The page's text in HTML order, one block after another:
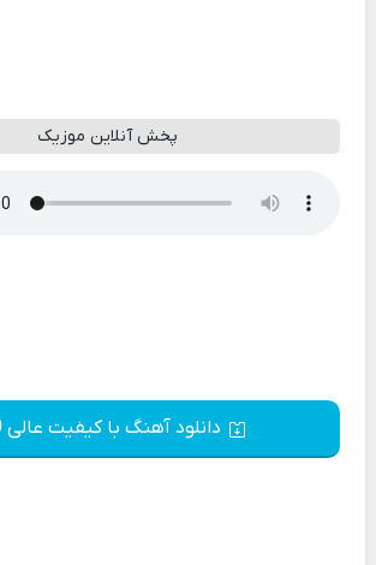
پخش آنلاین موزیک
دانلود آهنگ با کیفیت عالی 320